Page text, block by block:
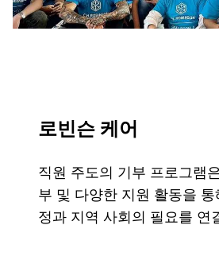
로빈슨 케어
직원 주도의 기부 프로그램
부 및 다양한 지원 활동을
정과 지역 사회의 필요를 연